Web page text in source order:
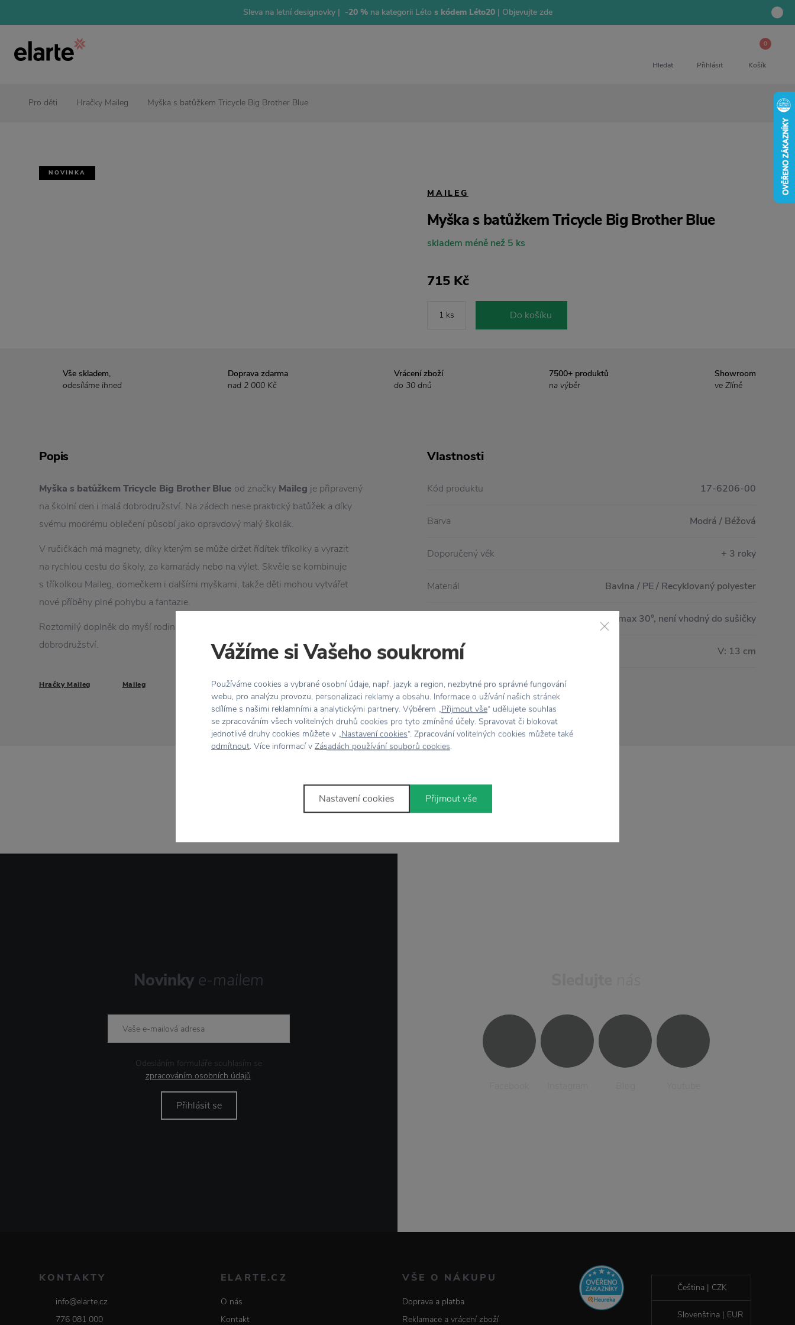
Sleva na letní designovky | -20 %na kategorii Létos kódem Léto20 | Objevujte zde
Hledat Přihlásit
0
Košík
Pro děti Hračky Maileg Myška s batůžkem Tricycle Big Brother Blue
NOVINKA
MAILEG
Myška s batůžkem Tricycle Big Brother Blue
skladem méně než 5 ks
715 Kč
Do košíku
Vše skladem,
odesíláme ihned
Doprava zdarma
nad 2 000 Kč
Vrácení zboží
do 30 dnů
7500+ produktů
na výběr
Showroom
ve Zlíně
Popis
Myška s batůžkem Tricycle Big Brother Blue od značky Maileg je připravený
na školní den i malá dobrodružství. Na zádech nese praktický batůžek a díky
svému modrému oblečení působí jako opravdový malý školák.
V ručičkách má magnety, díky kterým se může držet řídítek tříkolky a vyrazit
na rychlou cestu do školy, za kamarády nebo na výlet. Skvěle se kombinuje
s tříkolkou Maileg, domečkem i dalšími myškami, takže děti mohou vytvářet
nové příběhy plné pohybu a fantazie.
Roztomilý doplněk do myší rodinky, který rozšíří hru o školní i cestovatelská
dobrodružství.
Hračky Maileg Maileg
Vlastnosti
Kód produktu 17-6206-00
Barva Modrá / Béžová
Doporučený věk + 3 roky
Materiál Bavlna / PE / Recyklovaný polyester
Lze prát v pračce, max 30°, není vhodný do sušičky
Rozměr V: 13 cm
Stojí zapozornost
Novinky e-mailem
Odesláním formuláře souhlasím se
zpracováním osobních údajů.
Přihlásit se
KONTAKTY
info@elarte.cz
776 081 000
ELARTE.CZ
O nás
Kontakt
VŠE O NÁKUPU
Doprava a platba
Reklamace a vrácení zboží
Čeština | CZK
Slovenština | EUR
Vážíme si Vašeho soukromí
Používáme cookies a vybrané osobní údaje, např. jazyk a region, nezbytné pro správné fungování
webu, pro analýzu provozu, personalizaci reklamy a obsahu. Informace o užívání našich stránek
sdílíme s našimi reklamními a analytickými partnery. Výběrem „Přijmout vše“ udělujete souhlas
se zpracováním všech volitelných druhů cookies pro tyto zmíněné účely. Spravovat či blokovat
jednotlivé druhy cookies můžete v „Nastavení cookies“. Zpracování volitelných cookies můžete také
odmítnout. Více informací v Zásadách používání souborů cookies.
Nastavení cookies Přijmout vše